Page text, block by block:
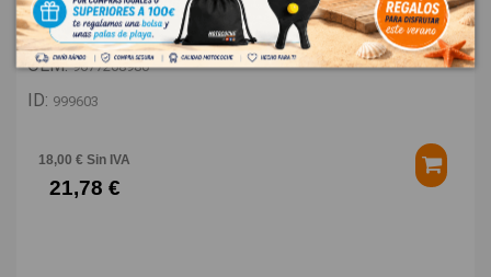
PEUGEOT 308 STYLE
OEM:9677268980
ID: 999603
18,00 € Sin IVA
21,78 €